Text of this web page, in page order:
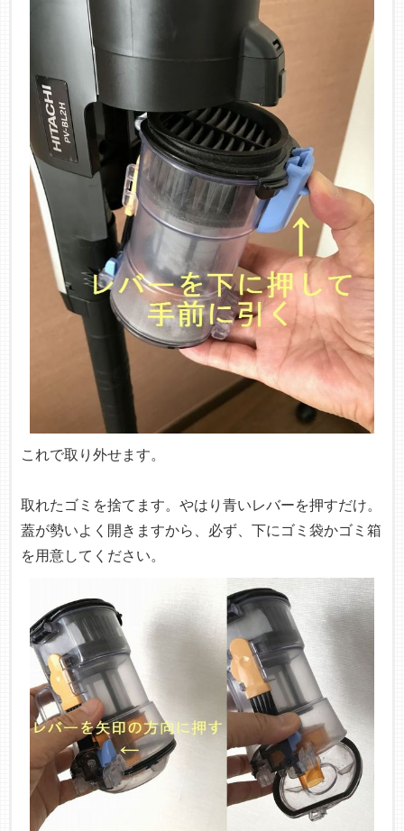
これで取り外せます。
取れたゴミを捨てます。やはり青いレバーを押すだけ。
蓋が勢いよく開きますから、必ず、下にゴミ袋かゴミ箱
を用意してください。